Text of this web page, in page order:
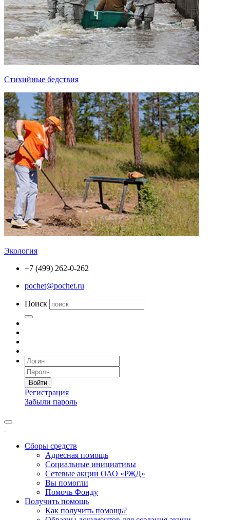
Стихийные бедствия
Экология
+7 (499) 262-0-262
pochet@pochet.ru
Поиск
Войти
Регистрация
Забыли пароль
Сборы средств
Адресная помощь
Социальные инициативы
Сетевые акции ОАО «РЖД»
Вы помогли
Помочь Фонду
Получить помощь
Как получить помощь?